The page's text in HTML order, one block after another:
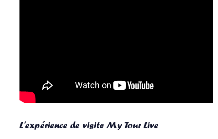
L'expérience de visite My Tour Live